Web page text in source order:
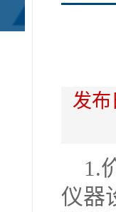
发
1.
仪器